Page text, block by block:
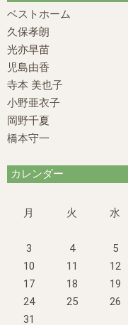
ベストホーム
久保孝朗
光亦早苗
児島由香
寺本 美也子
小野亜衣子
岡野千夏
橋本守一
カレンダー
月
火 水
3
4 5
10
11 12
17
18 19
24
25 26
31